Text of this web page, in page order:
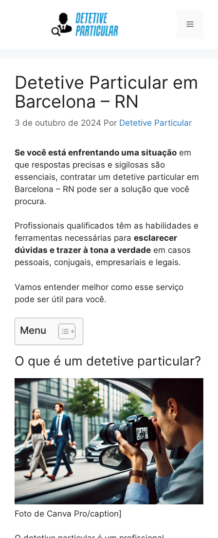
Menu
Detetive Particular em
Barcelona – RN
3 de outubro de 2024 Por Detetive Particular
Se você está enfrentando uma situação em
que respostas precisas e sigilosas são
essenciais, contratar um detetive particular em
Barcelona – RN pode ser a solução que você
procura.
Profissionais qualificados têm as habilidades e
ferramentas necessárias para esclarecer
dúvidas e trazer à tona a verdade em casos
pessoais, conjugais, empresariais e legais.
Vamos entender melhor como esse serviço
pode ser útil para você.
Menu
O que é um detetive particular?
Foto de Canva Pro/caption]